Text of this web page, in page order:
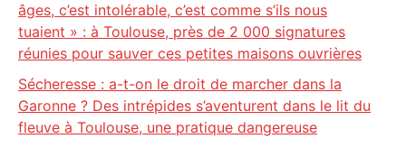
âges, c’est intolérable, c’est comme s’ils nous
tuaient » : à Toulouse, près de 2 000 signatures
réunies pour sauver ces petites maisons ouvrières
Sécheresse : a-t-on le droit de marcher dans la
Garonne ? Des intrépides s’aventurent dans le lit du
fleuve à Toulouse, une pratique dangereuse